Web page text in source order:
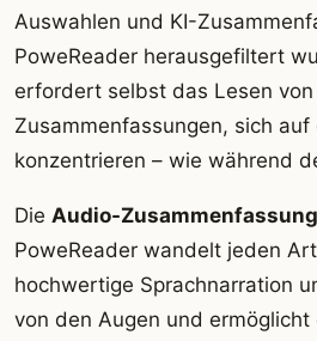
Auswahlen und KI-
PoweReader herausgefiltert
erfordert selbst das Lesen von
Zusammenfassungen, sich
konzentrieren – wie während
Die Audio-
PoweReader wandelt jeden
hochwertige Sprachnarration
von den Augen und ermöglicht